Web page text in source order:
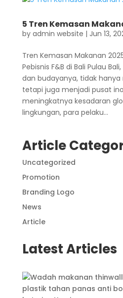
5 Tren Kemasan
by admin website | Jun 13,
Tren Kemasan Makanan
Pebisnis F&B di Bali Pulau
dan budayanya, tidak
tetapi juga menjadi pusat
meningkatnya kesadaran
lingkungan, para pelaku...
Article
Uncategorized
Promotion
Branding Logo
News
Article
Latest Articles